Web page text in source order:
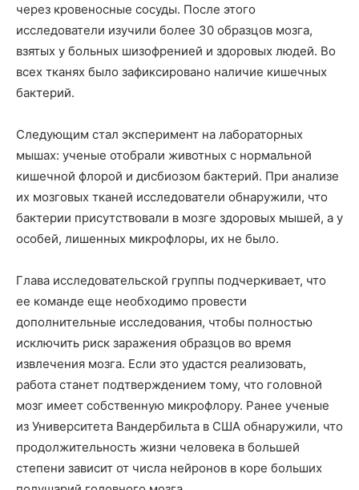
через кровеносные сосуды. После этого
исследователи изучили более 30 образцов мозга,
взятых у больных шизофренией и здоровых людей. Во
всех тканях было зафиксировано наличие кишечных
бактерий.
Следующим стал эксперимент на лабораторных
мышах: ученые отобрали животных с нормальной
кишечной флорой и дисбиозом бактерий. При анализе
их мозговых тканей исследователи обнаружили, что
бактерии присутствовали в мозге здоровых мышей, а у
особей, лишенных микрофлоры, их не было.
Глава исследовательской группы подчеркивает, что
ее команде еще необходимо провести
дополнительные исследования, чтобы полностью
исключить риск заражения образцов во время
извлечения мозга. Если это удастся реализовать,
работа станет подтверждением тому, что головной
мозг имеет собственную микрофлору. Ранее ученые
из Университета Вандербильта в США обнаружили, что
продолжительность жизни человека в большей
степени зависит от числа нейронов в коре больших